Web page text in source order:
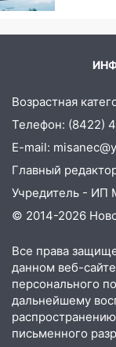
12:20
Где
11:50
приговор
В
полностью
сарай
11:38 В
ЕГЭ с 2027
11:25 В
площадках
Возрастная
Телефон: (8422)
E-mail:
Главный
Учредитель - ИП
© 2014-2026
Все права
данном веб-
персонального
дальнейшему
письменного